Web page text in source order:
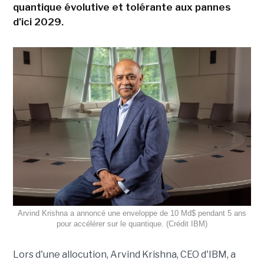
quantique évolutive et tolérante aux pannes
d'ici 2029.
Arvind Krishna a annoncé une enveloppe de 10 Md$ pendant 5 ans
pour accélérer sur le quantique. (Crédit IBM)
Lors d'une allocution, Arvind Krishna, CEO d'IBM, a